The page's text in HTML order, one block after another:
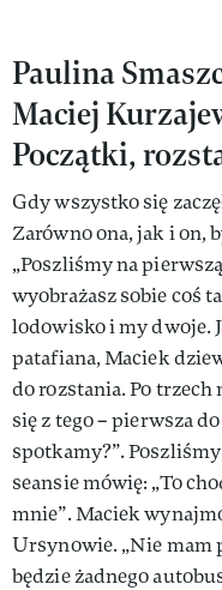
Paulina
Maciej
Początki,
Gdy wszystko się
Zarówno ona, jak i on,
„Poszliśmy na
wyobrażasz sobie coś
lodowisko i my dwoje.
patafiana, Maciek
do rozstania. Po
się z tego – pierwsza
spotkamy?”.
seansie mówię: „To
mnie”. Maciek
Ursynowie. „Nie mam
będzie żadnego